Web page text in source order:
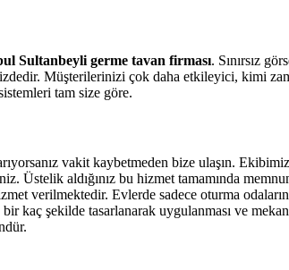
Sultanbeyli germe tavan firması. Sınırsız
Müşterilerinizi çok daha etkileyici, kimi
tam size göre.
vakit kaybetmeden bize ulaşın.
aldığınız bu hizmet tamamında
verilmektedir. Evlerde sadece oturma
bir kaç şekilde tasarlanarak uygulanması ve